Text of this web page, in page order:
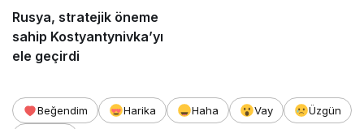
Rusya, stratejik öneme
sahip Kostyantynivka’yı
ele geçirdi
Beğendim Harika Haha Vay
Üzgün